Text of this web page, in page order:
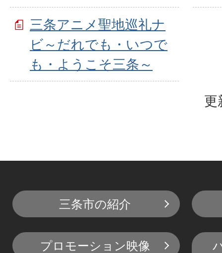
三条アニメ聖地巡礼ナ
ビ～だれでも・いつで
も・ようこそ三条～
更
三条市の紹介
プロモーション映像